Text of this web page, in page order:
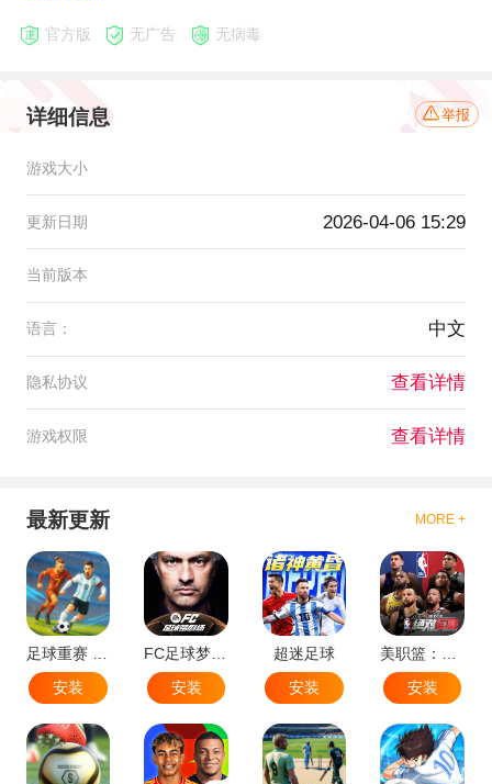
官方版 无广告 无病毒
详细信息 举报
游戏大小
更新日期 2026-04-06 15:29
当前版本
语言： 中文
隐私协议 查看详情
游戏权限 查看详情
最新更新 MORE +
安装
安装
超迷足球
安装
安装